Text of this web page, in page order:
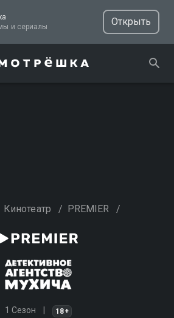
ТВ, фильмы и сериалы
Открыть
Кинотеатр / PREMIER /
1 Сезон 18+